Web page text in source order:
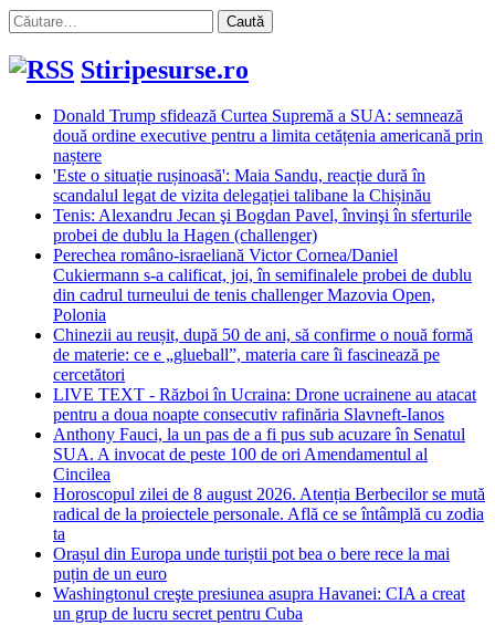
Caută
după:
Stiripesurse.ro
Donald Trump sfidează Curtea Supremă a SUA: semnează
două ordine executive pentru a limita cetățenia americană prin
naștere
'Este o situație rușinoasă': Maia Sandu, reacție dură în
scandalul legat de vizita delegației talibane la Chișinău
Tenis: Alexandru Jecan şi Bogdan Pavel, învinşi în sferturile
probei de dublu la Hagen (challenger)
Perechea româno-israeliană Victor Cornea/Daniel
Cukiermann s-a calificat, joi, în semifinalele probei de dublu
din cadrul turneului de tenis challenger Mazovia Open,
Polonia
Chinezii au reușit, după 50 de ani, să confirme o nouă formă
de materie: ce e „glueball”, materia care îi fascinează pe
cercetători
LIVE TEXT - Război în Ucraina: Drone ucrainene au atacat
pentru a doua noapte consecutiv rafinăria Slavneft-Ianos
Anthony Fauci, la un pas de a fi pus sub acuzare în Senatul
SUA. A invocat de peste 100 de ori Amendamentul al
Cincilea
Horoscopul zilei de 8 august 2026. Atenția Berbecilor se mută
radical de la proiectele personale. Află ce se întâmplă cu zodia
ta
Orașul din Europa unde turiștii pot bea o bere rece la mai
puțin de un euro
Washingtonul creşte presiunea asupra Havanei: CIA a creat
un grup de lucru secret pentru Cuba